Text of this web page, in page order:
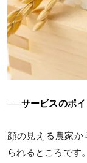
──サービスのポイ
顔の見える農家
られるところです。